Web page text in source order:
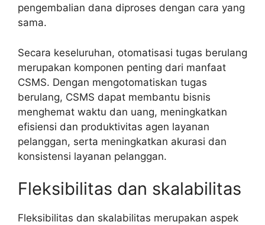
pengembalian dana diproses dengan cara yang
sama.
Secara keseluruhan, otomatisasi tugas berulang
merupakan komponen penting dari manfaat
CSMS. Dengan mengotomatiskan tugas
berulang, CSMS dapat membantu bisnis
menghemat waktu dan uang, meningkatkan
efisiensi dan produktivitas agen layanan
pelanggan, serta meningkatkan akurasi dan
konsistensi layanan pelanggan.
Fleksibilitas dan skalabilitas
Fleksibilitas dan skalabilitas merupakan aspek